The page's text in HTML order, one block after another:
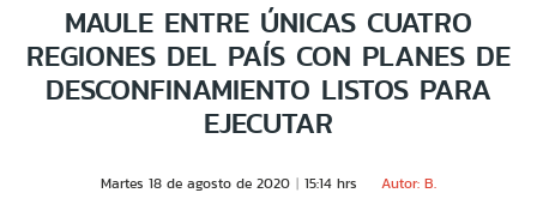
MAULE ENTRE ÚNICAS CUATRO
REGIONES DEL PAÍS CON PLANES DE
DESCONFINAMIENTO LISTOS PARA
EJECUTAR
Martes 18 de agosto de 2020 15:14 hrs Autor: B.